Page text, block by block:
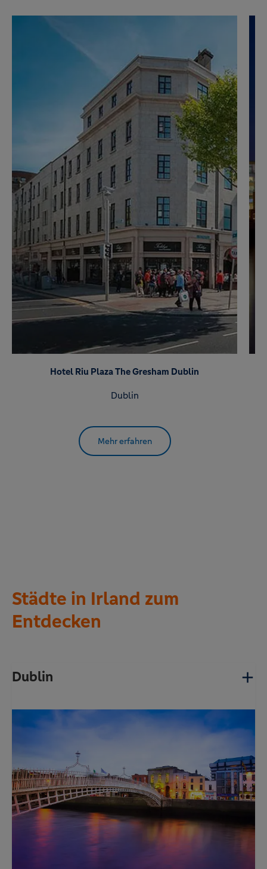
Hotel Riu Plaza The Gresham Dublin
Dublin
Mehr erfahren
Städte in Irland zum
Entdecken
Dublin